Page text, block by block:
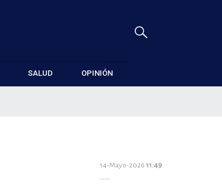
SALUD OPINIÓN
14-Mayo-2026 11:49